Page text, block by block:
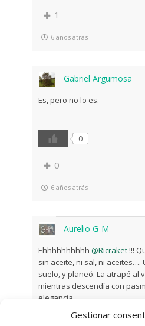
Gestionar
1
6 años atrás
Gabriel Argumosa
Es, pero no lo es.
0
0
6 años atrás
Aurelio G-M
Ehhhhhhhhhh@Ricraket!!!
sin aceite, ni sal, ni aceites….
suelo, y planeó. La atrapé al
mientras descendía con
elegancia